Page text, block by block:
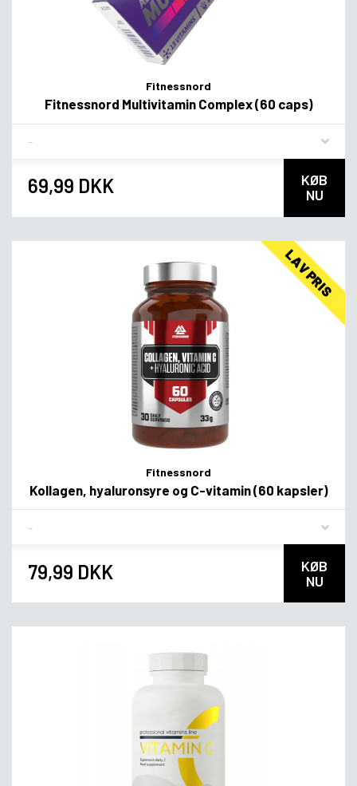
Fitnessnord
Fitnessnord Multivitamin Complex (60 caps)
69,99 DKK
KØB
NU
LAV PRIS
Fitnessnord
Kollagen, hyaluronsyre og C-vitamin (60 kapsler)
79,99 DKK
KØB
NU